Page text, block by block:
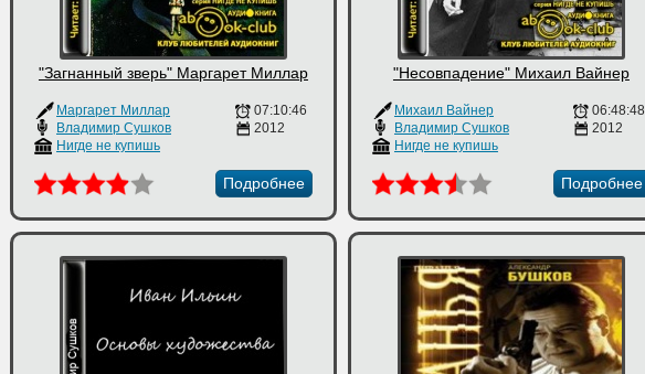
"Загнанный зверь" Маргарет Миллар
Маргарет Миллар
Владимир Сушков
Нигде не купишь
07:10:46
2012
Подробнее
"Несовпадение" Михаил Вайнер
Михаил Вайнер
Владимир Сушков
Нигде не купишь
06:48:48
2012
Подробнее